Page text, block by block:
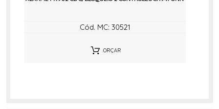
Cód. MC: 30521
ORÇAR